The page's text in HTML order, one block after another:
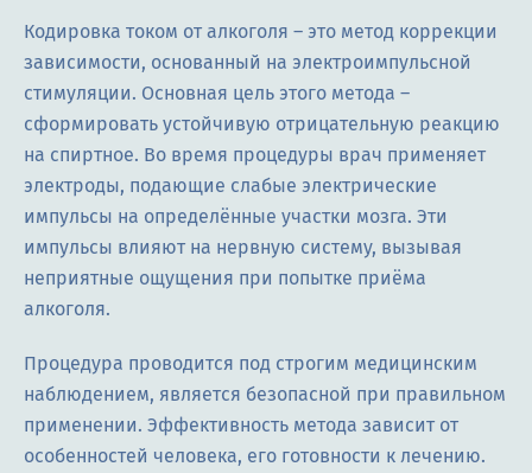
Кодировка током от алкоголя – это метод коррекции
зависимости, основанный на электроимпульсной
стимуляции. Основная цель этого метода –
сформировать устойчивую отрицательную реакцию
на спиртное. Во время процедуры врач применяет
электроды, подающие слабые электрические
импульсы на определённые участки мозга. Эти
импульсы влияют на нервную систему, вызывая
неприятные ощущения при попытке приёма
алкоголя.
Процедура проводится под строгим медицинским
наблюдением, является безопасной при правильном
применении. Эффективность метода зависит от
особенностей человека, его готовности к лечению.